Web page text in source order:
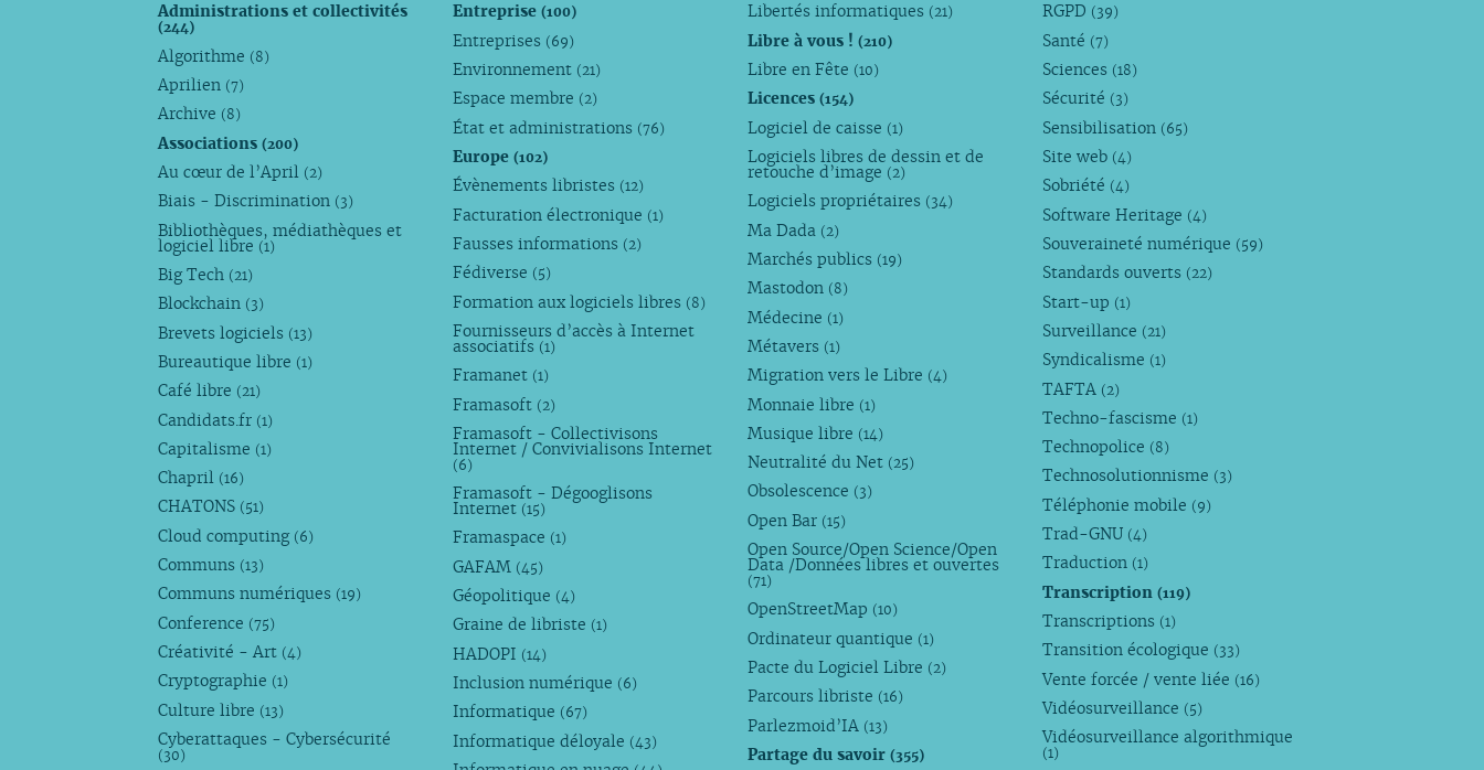
Administrations et collectivités
(244)
Algorithme (8)
Aprilien (7)
Archive (8)
Associations(200)
Au cœur de l’April (2)
Biais - Discrimination (3)
Bibliothèques, médiathèques et
logiciel libre (1)
Big Tech (21)
Blockchain (3)
Brevets logiciels (13)
Bureautique libre (1)
Café libre (21)
Candidats.fr (1)
Capitalisme (1)
Chapril (16)
CHATONS (51)
Cloud computing (6)
Communs (13)
Communs numériques (19)
Conference (75)
Créativité - Art (4)
Cryptographie (1)
Culture libre (13)
Cyberattaques - Cybersécurité
(30)
Entreprise(100)
Entreprises (69)
Environnement (21)
Espace membre (2)
État et administrations (76)
Europe(102)
Évènements libristes (12)
Facturation électronique (1)
Fausses informations (2)
Fédiverse (5)
Formation aux logiciels libres (8)
Fournisseurs d’accès à Internet
associatifs (1)
Framanet (1)
Framasoft (2)
Framasoft - Collectivisons
Internet / Convivialisons Internet
(6)
Framasoft - Dégooglisons
Internet (15)
Framaspace (1)
GAFAM (45)
Géopolitique (4)
Graine de libriste (1)
HADOPI (14)
Inclusion numérique (6)
Informatique (67)
Informatique déloyale (43)
Libertés informatiques (21)
Libre à vous !(210)
Libre en Fête (10)
Licences(154)
Logiciel de caisse (1)
Logiciels libres de dessin et de
retouche d’image (2)
Logiciels propriétaires (34)
Ma Dada (2)
Marchés publics (19)
Mastodon (8)
Médecine (1)
Métavers (1)
Migration vers le Libre (4)
Monnaie libre (1)
Musique libre (14)
Neutralité du Net (25)
Obsolescence (3)
Open Bar (15)
Open Source/Open Science/Open
Data /Données libres et ouvertes
(71)
OpenStreetMap (10)
Ordinateur quantique (1)
Pacte du Logiciel Libre (2)
Parcours libriste (16)
Parlezmoid’IA (13)
Partage du savoir(355)
RGPD (39)
Santé (7)
Sciences (18)
Sécurité (3)
Sensibilisation (65)
Site web (4)
Sobriété (4)
Software Heritage (4)
Souveraineté numérique (59)
Standards ouverts (22)
Start-up (1)
Surveillance (21)
Syndicalisme (1)
TAFTA (2)
Techno-fascisme (1)
Technopolice (8)
Technosolutionnisme (3)
Téléphonie mobile (9)
Trad-GNU (4)
Traduction (1)
Transcription(119)
Transcriptions (1)
Transition écologique (33)
Vente forcée / vente liée (16)
Vidéosurveillance (5)
Vidéosurveillance algorithmique
(1)